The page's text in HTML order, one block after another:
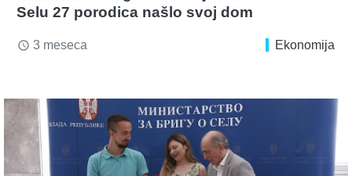
Selu 27 porodica našlo svoj dom
access_time 3 meseca Ekonomija